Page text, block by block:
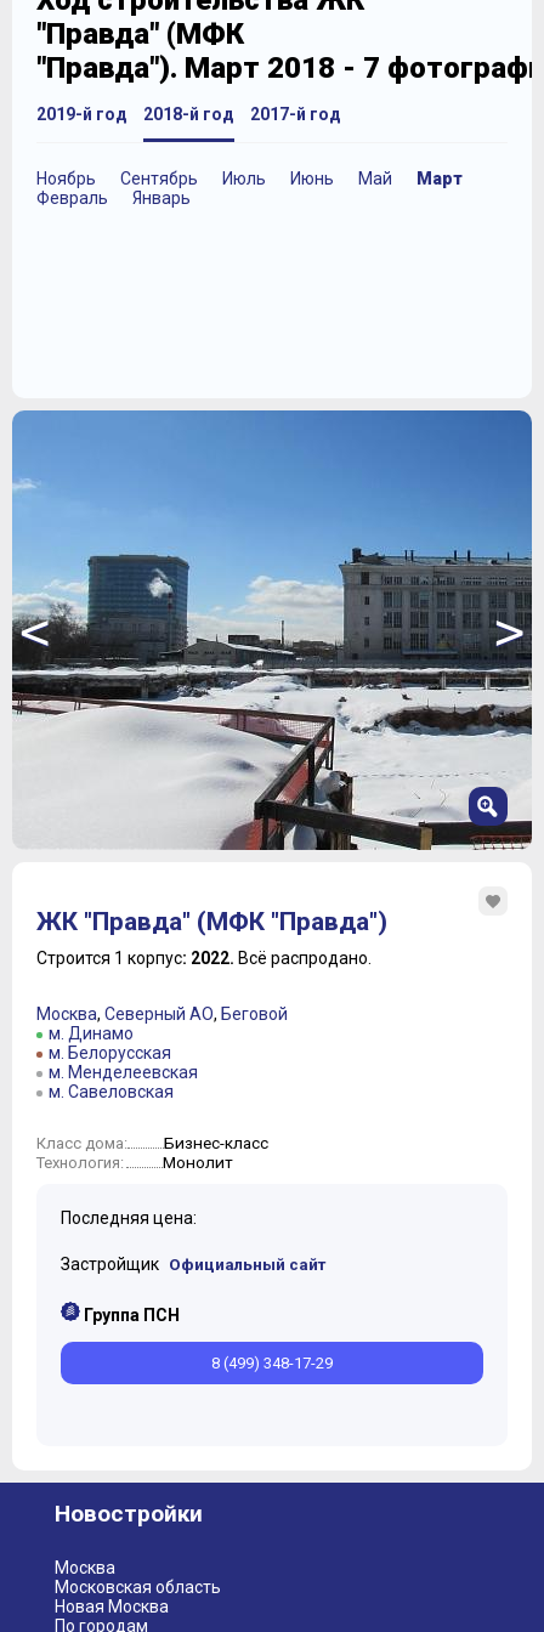
"Правда" (МФК
"Правда"). Март 2018 - 7
2019-й год 2018-й год
Ноябрь Сентябрь Июль Июнь Май
Март
Февраль
Январь
2017-й год
< >
3
4
6
7
ЖК "Правда" (МФК "Правда")
Строится 1 корпус: 2022. Всё распродано.
Москва, Северный АО, Беговой
м. Динамо
м. Белорусская
м. Менделеевская
м. Савеловская
Класс дома: Бизнес-класс
Технология: Монолит
Последняя цена:
Застройщик Официальный сайт
Группа ПСН
8 (499) 348-17-29
Новостройки
Москва
Московская область
Новая Москва
По городам